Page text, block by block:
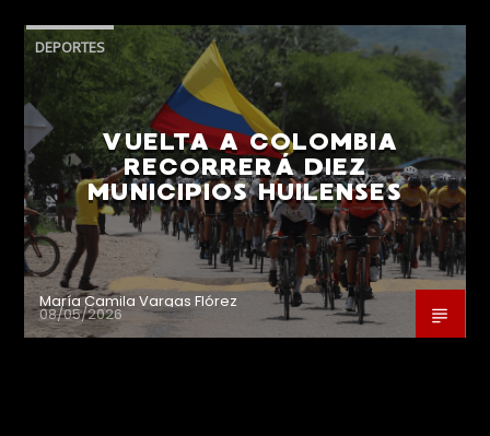
DEPORTES
VUELTA A COLOMBIA
RECORRERÁ DIEZ
MUNICIPIOS HUILENSES
María Camila Vargas Flórez
08/05/2026